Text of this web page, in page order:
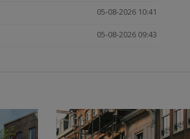
05-08-2026 10:41
05-08-2026 09:43